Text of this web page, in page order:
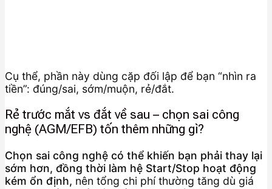
Cụ thể, phần này dùng cặp đối lập để bạn “nhìn ra
tiền”: đúng/sai, sớm/muộn, rẻ/đắt.
Rẻ trước mắt vs đắt về sau – chọn sai công
nghệ (AGM/EFB) tốn thêm những gì?
Chọn sai công nghệ có thể khiến bạn phải thay lại
sớm hơn, đồng thời làm hệ Start/Stop hoạt động
kém ổn định, nên tổng chi phí thường tăng dù giá